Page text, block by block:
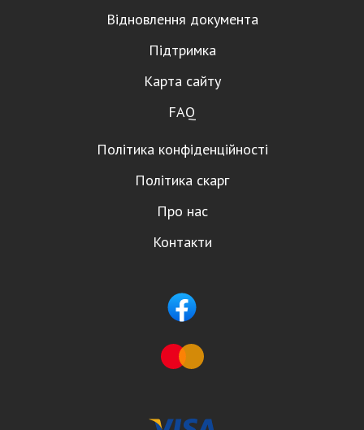
Відновлення документа
Підтримка
Карта сайту
FAQ
Політика конфіденційності
Політика скарг
Про нас
Контакти